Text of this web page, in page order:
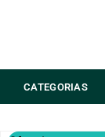
CATEGORIAS